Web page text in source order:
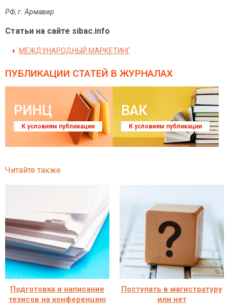
РФ, г. Армавир
Статьи на сайте sibac.info
МЕЖДУНАРОДНЫЙ МАРКЕТИНГ
ПУБЛИКАЦИИ СТАТЕЙ В ЖУРНАЛАХ
РИНЦ
К условиям публикации
ВАК
К условиям публикации
Читайте также
Подготовка и написание
тезисов на конференцию
Поступать в магистратуру
или нет